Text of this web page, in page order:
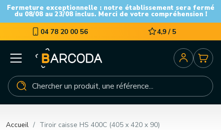
Fermeture exceptionnelle : notre établissement sera fermé
du 08/08 au 23/08 inclus. Merci de votre compréhension !
04 78 20 00 56 4,9 / 5
Accueil Tiroir caisse HS 400C (405 x 420 x 90)